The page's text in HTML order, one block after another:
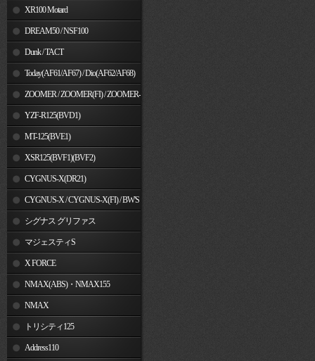
XR100 Motard
DREAM50 / NSF100
Dunk / TACT
Today(AF61/AF67) / Dio(AF62/AF68)
ZOOMER / ZOOMER(FI) / ZOOMER-
YZF-R125(BVD1)
MT-125(BVE1)
XSR125(BVF1)(BVF2)
CYGNUS-X(DR21)
CYGNUS-X / CYGNUS-X(FI) / BW'S
125 シグナス グリファス
マジェスティS
X FORCE
NMAX(ABS)・NMAX155
NMAX
トリシティ125
Address110